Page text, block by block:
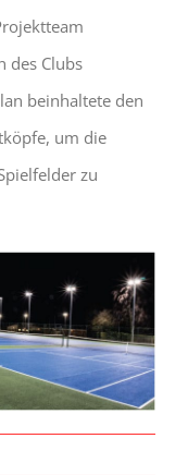
des Clubs
beinhaltete den
um die
zu